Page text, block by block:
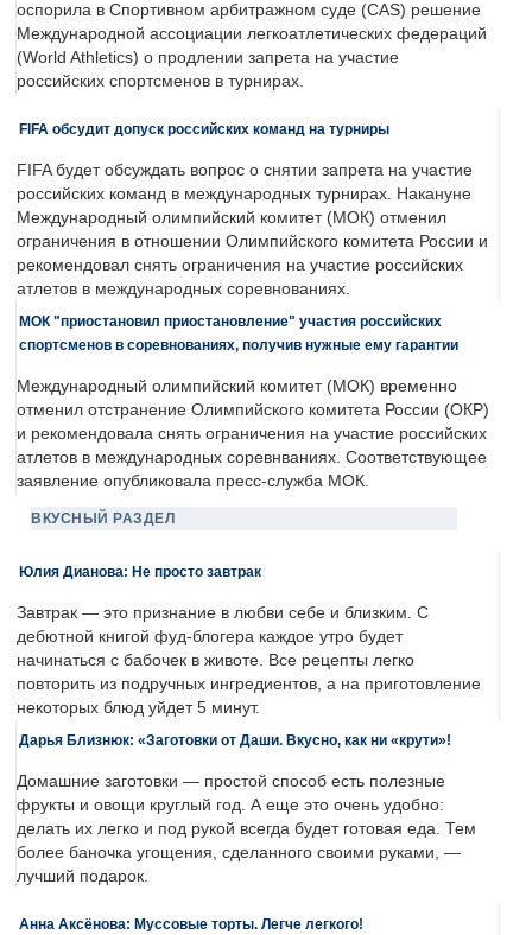
оспорила в Спортивном арбитражном суде (CAS) решение
Международной ассоциации легкоатлетических федераций
(World Athletics) о продлении запрета на участие
российских спортсменов в турнирах.
FIFA обсудит допуск российских команд на турниры
FIFA будет обсуждать вопрос о снятии запрета на участие
российских команд в международных турнирах. Накануне
Международный олимпийский комитет (МОК) отменил
ограничения в отношении Олимпийского комитета России и
рекомендовал снять ограничения на участие российских
атлетов в международных соревнованиях.
МОК "приостановил приостановление" участия российских
спортсменов в соревнованиях, получив нужные ему гарантии
Международный олимпийский комитет (МОК) временно
отменил отстранение Олимпийского комитета России (ОКР)
и рекомендовала снять ограничения на участие российских
атлетов в международных соревнваниях. Соответствующее
заявление опубликовала пресс-служба МОК.
ВКУСНЫЙ РАЗДЕЛ
Юлия Дианова: Не просто завтрак
Завтрак — это признание в любви себе и близким. С
дебютной книгой фуд-блогера каждое утро будет
начинаться с бабочек в животе. Все рецепты легко
повторить из подручных ингредиентов, а на приготовление
некоторых блюд уйдет 5 минут.
Дарья Близнюк: «Заготовки от Даши. Вкусно, как ни «крути»!
Домашние заготовки — простой способ есть полезные
фрукты и овощи круглый год. А еще это очень удобно:
делать их легко и под рукой всегда будет готовая еда. Тем
более баночка угощения, сделанного своими руками, —
лучший подарок.
Анна Аксёнова: Муссовые торты. Легче легкого!